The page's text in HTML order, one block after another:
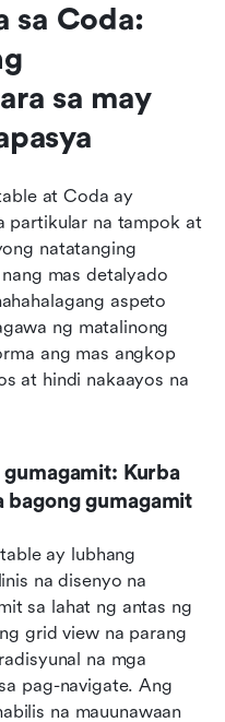
sa Coda:
sa may
at Coda ay
partikular na tampok at
natatanging
mas detalyado
aspeto
ng matalinong
ang mas angkop
at hindi nakaayos na
Kurba
bagong gumagamit
ay lubhang
na disenyo na
sa lahat ng antas ng
grid view na parang
na mga
pag-navigate. Ang
na mauunawaan